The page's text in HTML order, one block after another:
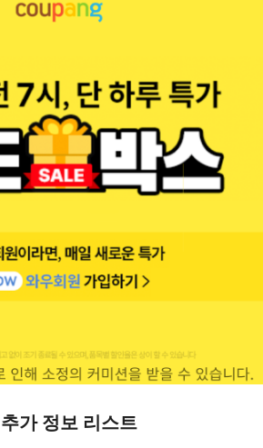
가 정보 리스트